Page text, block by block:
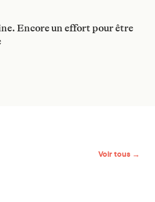
Encore un effort pour être
Voir tous →
réellement équitable